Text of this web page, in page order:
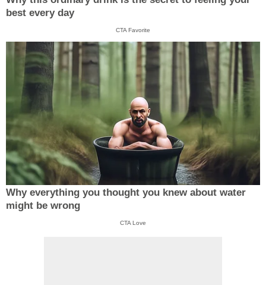
best every day
CTA Favorite
Why everything you thought you knew about water
might be wrong
CTA Love